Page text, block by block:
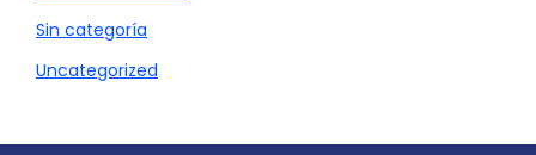
Sin categoría
Uncategorized